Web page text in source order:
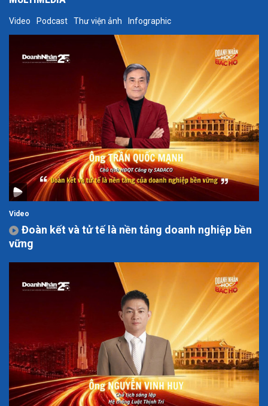
Video Podcast Thư viện ảnh Infographic
Video
Đoàn kết và tử tế là nền tảng doanh nghiệp bền
vững